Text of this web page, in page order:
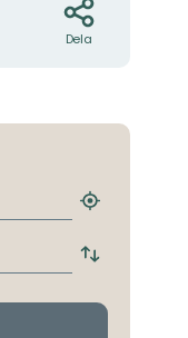
Dela
Hitta
hållplats
Byt
och